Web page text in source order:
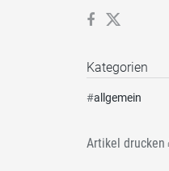
Kategorien
#allgemein
Artikel drucken